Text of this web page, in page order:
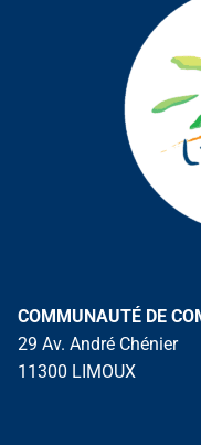
COMMUNAUTÉ DE
29 Av. André Chénier
11300 LIMOUX